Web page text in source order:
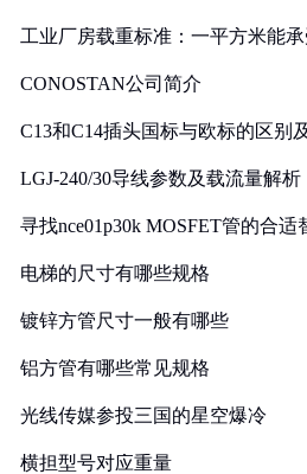
工业厂房载重标准：一平方米能
CONOSTAN公司简介
C13和C14插头国标与欧标的区别
LGJ-240/30导线参数及载流量解析
寻找nce01p30k MOSFET管的合适
电梯的尺寸有哪些规格
镀锌方管尺寸一般有哪些
铝方管有哪些常见规格
光线传媒参投三国的星空爆冷
横担型号对应重量